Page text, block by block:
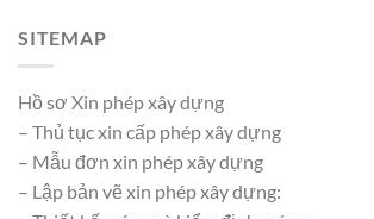
SITEMAP
Hồ sơ Xin phép xây dựng
– Thủ tục xin cấp phép xây dựng
– Mẫu đơn xin phép xây dựng
– Lập bản vẽ xin phép xây dựng: